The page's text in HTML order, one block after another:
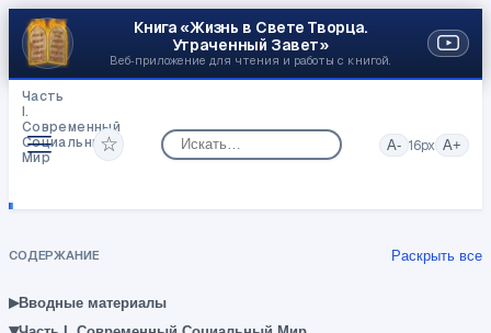
Книга «Жизнь в Свете Творца.
Утраченный Завет»
Веб‑приложение для чтения и работы с книгой.
Часть
I.
Современный
Социальный
Мир
Социальной
☆ A- 16px A+
СОДЕРЖАНИЕ Раскрыть все
▸Вводные материалы